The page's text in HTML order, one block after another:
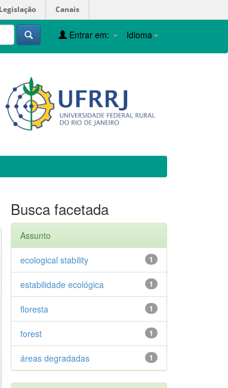
Legislação Canais
Idioma
Entrar em:
Busca facetada
Assunto
1
ecological stability
1
estabilidade ecológica
1
floresta
1
forest
1
áreas degradadas